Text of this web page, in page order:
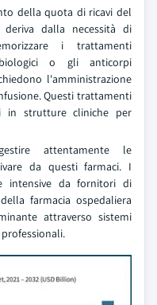
della quota di ricavi del
deriva dalla necessità di
i trattamenti
o gli anticorpi
l'amministrazione
Questi trattamenti
in strutture cliniche per
attentamente le
da questi farmaci. I
intensive da fornitori di
farmacia ospedaliera
attraverso sistemi